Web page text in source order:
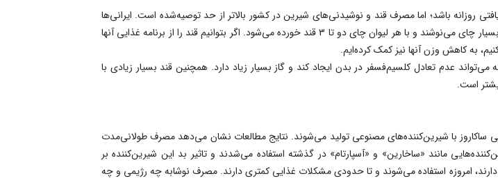
روزانه باشد؛ اما مصرف قند و نوشیدنی‌های شیرین در کشور بالاتر از حد توصیه‌شده است. ایرانی‌ها
تمایل زیادی به نوشیدن چای دارند؛ به طور مثال، هم‌استان‌های من در شمال‌غرب کشور بسیار چای می‌نوشند و با هر لیوان چای دو تا ۳ قند خورده می‌شود. اگر بتوانیم قند را از برنامه غذایی آنها
به کاهش وزن آنها نیز کمک کرده‌ایم.
داشته باشد، توضیح داد: نوشابه می‌تواند عدم تعادل کلسیم‌فسفر در بدن ایجاد کند و گاز بسیار زیاد دارد. همچنین قند بسیار زیادی با
است.
ساکاروز با شیرین‌کننده‌های مصنوعی تولید می‌شوند. نتایج مطالعات نشان می‌دهد مصرف طولانی‌مدت
مانند «ساخارین» و «آسپارتام» در گذشته استفاده می‌شدند و تاثیر بد این شیرین‌کننده بر
امروزه استفاده می‌شوند و تا حدودی مشکلات غذایی کمتری دارند. مصرف نوشابه چه رژیمی و چه